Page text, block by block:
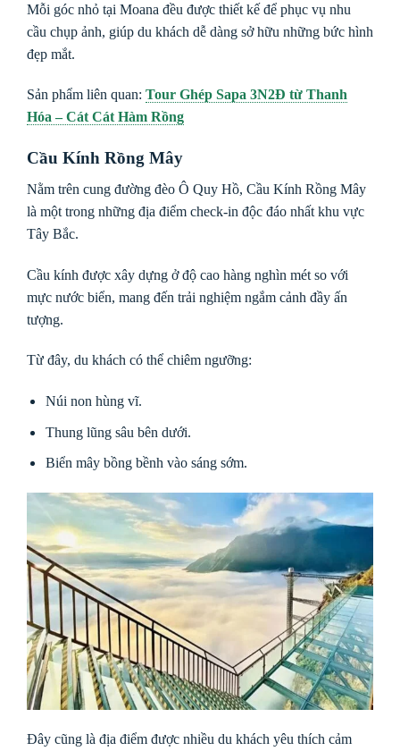
Mỗi góc nhỏ tại Moana đều được thiết kế để phục vụ nhu
cầu chụp ảnh, giúp du khách dễ dàng sở hữu những bức hình
đẹp mắt.
Sản phẩm liên quan: Tour Ghép Sapa 3N2Đ từ Thanh
Hóa – Cát Cát Hàm Rồng
Cầu Kính Rồng Mây
Nằm trên cung đường đèo Ô Quy Hồ, Cầu Kính Rồng Mây
là một trong những địa điểm check-in độc đáo nhất khu vực
Tây Bắc.
Cầu kính được xây dựng ở độ cao hàng nghìn mét so với
mực nước biển, mang đến trải nghiệm ngắm cảnh đầy ấn
tượng.
Từ đây, du khách có thể chiêm ngưỡng:
Núi non hùng vĩ.
Thung lũng sâu bên dưới.
Biển mây bồng bềnh vào sáng sớm.
Đây cũng là địa điểm được nhiều du khách yêu thích cảm